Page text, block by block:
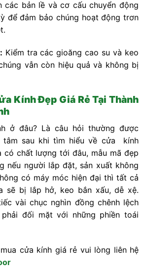
các bản lề và cơ cấu chuyển động
để đảm bảo chúng hoạt động trơn
Kiểm tra các gioăng cao su và keo
vẫn còn hiệu quả và không bị
Kính Đẹp Giá Rẻ Tại Thành
ở đâu? Là câu hỏi thường được
tâm sau khi tìm hiểu về cửa kính
có chất lượng tới đâu, mẫu mã đẹp
nếu người lắp đặt, sản xuất không
có máy móc hiện đại thì tất cả
sẽ bị lắp hở, keo bắn xấu, dễ xệ.
vài chục nghìn đồng chênh lệch
đối mặt với những phiền toái
cửa kính giá rẻ vui lòng liên hệ